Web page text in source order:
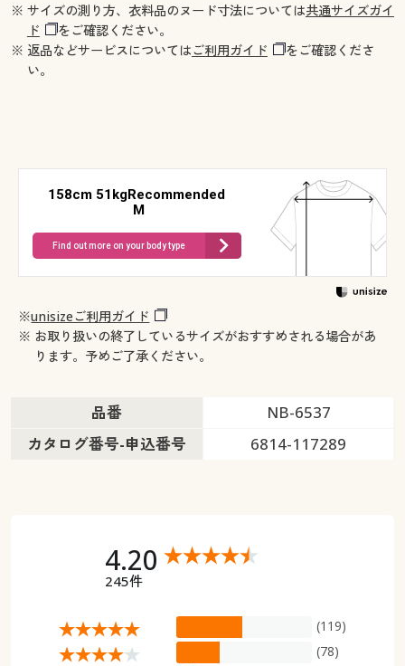
※ サイズの測り方、衣料品のヌード寸法については共通サイズガイ
ド
をご確認ください。
※ 返品などサービスについてはご利用ガイド
をご確認くださ
い。
158cm 51kgRecommended
M
Find out more on your body type
※unisizeご利用ガイド
※ お取り扱いの終了しているサイズがおすすめされる場合があ
ります。予めご了承ください。
品番
NB-6537
カタログ番号-申込番号
6814-117289
4.20
245件
(119)
(78)